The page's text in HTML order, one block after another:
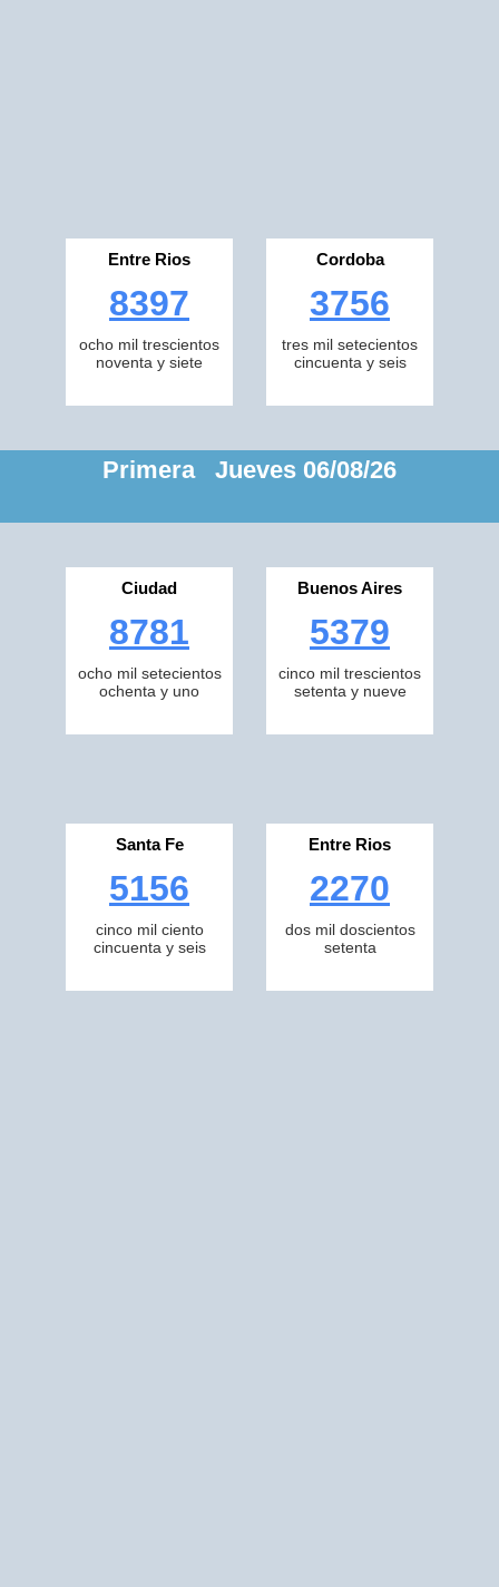
Entre Rios
8397
ocho mil trescientos
noventa y siete
Cordoba
3756
tres mil setecientos
cincuenta y seis
Primera Jueves 06/08/26
Ciudad
8781
ocho mil setecientos
ochenta y uno
Buenos Aires
5379
cinco mil trescientos
setenta y nueve
Santa Fe
5156
cinco mil ciento
cincuenta y seis
Entre Rios
2270
dos mil doscientos
setenta